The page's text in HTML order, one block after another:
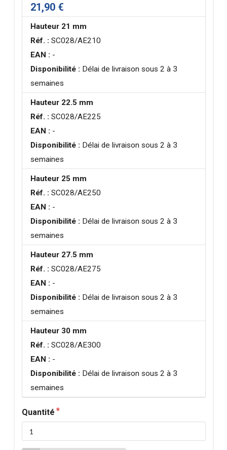
21,90 €
Hauteur 21 mm
Réf. : SC028/AE210
EAN : -
Disponibilité : Délai de livraison sous 2 à 3
semaines
Hauteur 22.5 mm
Réf. : SC028/AE225
EAN : -
Disponibilité : Délai de livraison sous 2 à 3
semaines
Hauteur 25 mm
Réf. : SC028/AE250
EAN : -
Disponibilité : Délai de livraison sous 2 à 3
semaines
Hauteur 27.5 mm
Réf. : SC028/AE275
EAN : -
Disponibilité : Délai de livraison sous 2 à 3
semaines
Hauteur 30 mm
Réf. : SC028/AE300
EAN : -
Disponibilité : Délai de livraison sous 2 à 3
semaines
Quantité